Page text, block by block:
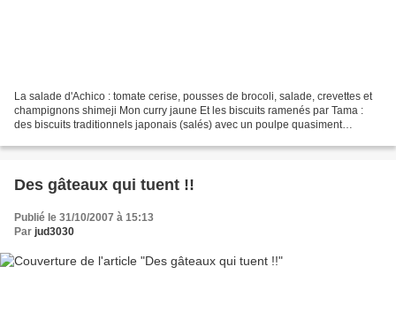
La salade d'Achico : tomate cerise, pousses de brocoli, salade, crevettes et
champignons shimeji Mon curry jaune Et les biscuits ramenés par Tama :
des biscuits traditionnels japonais (salés) avec un poulpe quasiment
Des gâteaux qui tuent !!
Publié le 31/10/2007 à 15:13
Par jud3030